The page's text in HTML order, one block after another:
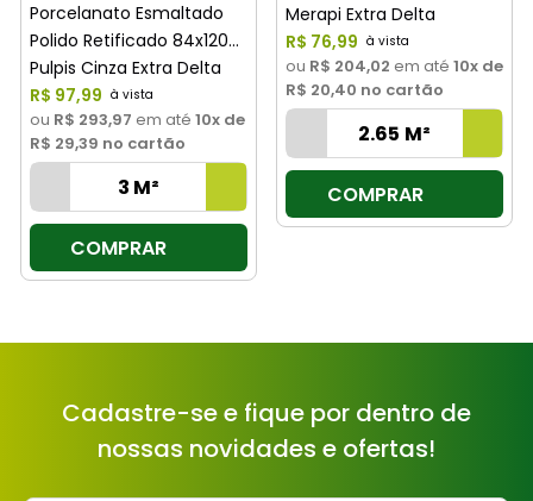
Porcelanato Esmaltado
Polido Retificado 84x120
Pulpis Cinza Extra Delta
R$ 97,99
ou R$ 293,97 em até 10x de
R$ 29,39 no cartão
COMPRAR
Merapi Extra Delta
R$ 76,99
ou R$ 204,02 em até 10x de
R$ 20,40 no cartão
COMPRAR
Cadastre-se e fique por dentro de
nossas novidades e ofertas!